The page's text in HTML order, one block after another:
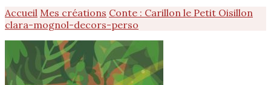
Accueil Mes créations Conte : Carillon le Petit Oisillon
clara-mognol-decors-perso